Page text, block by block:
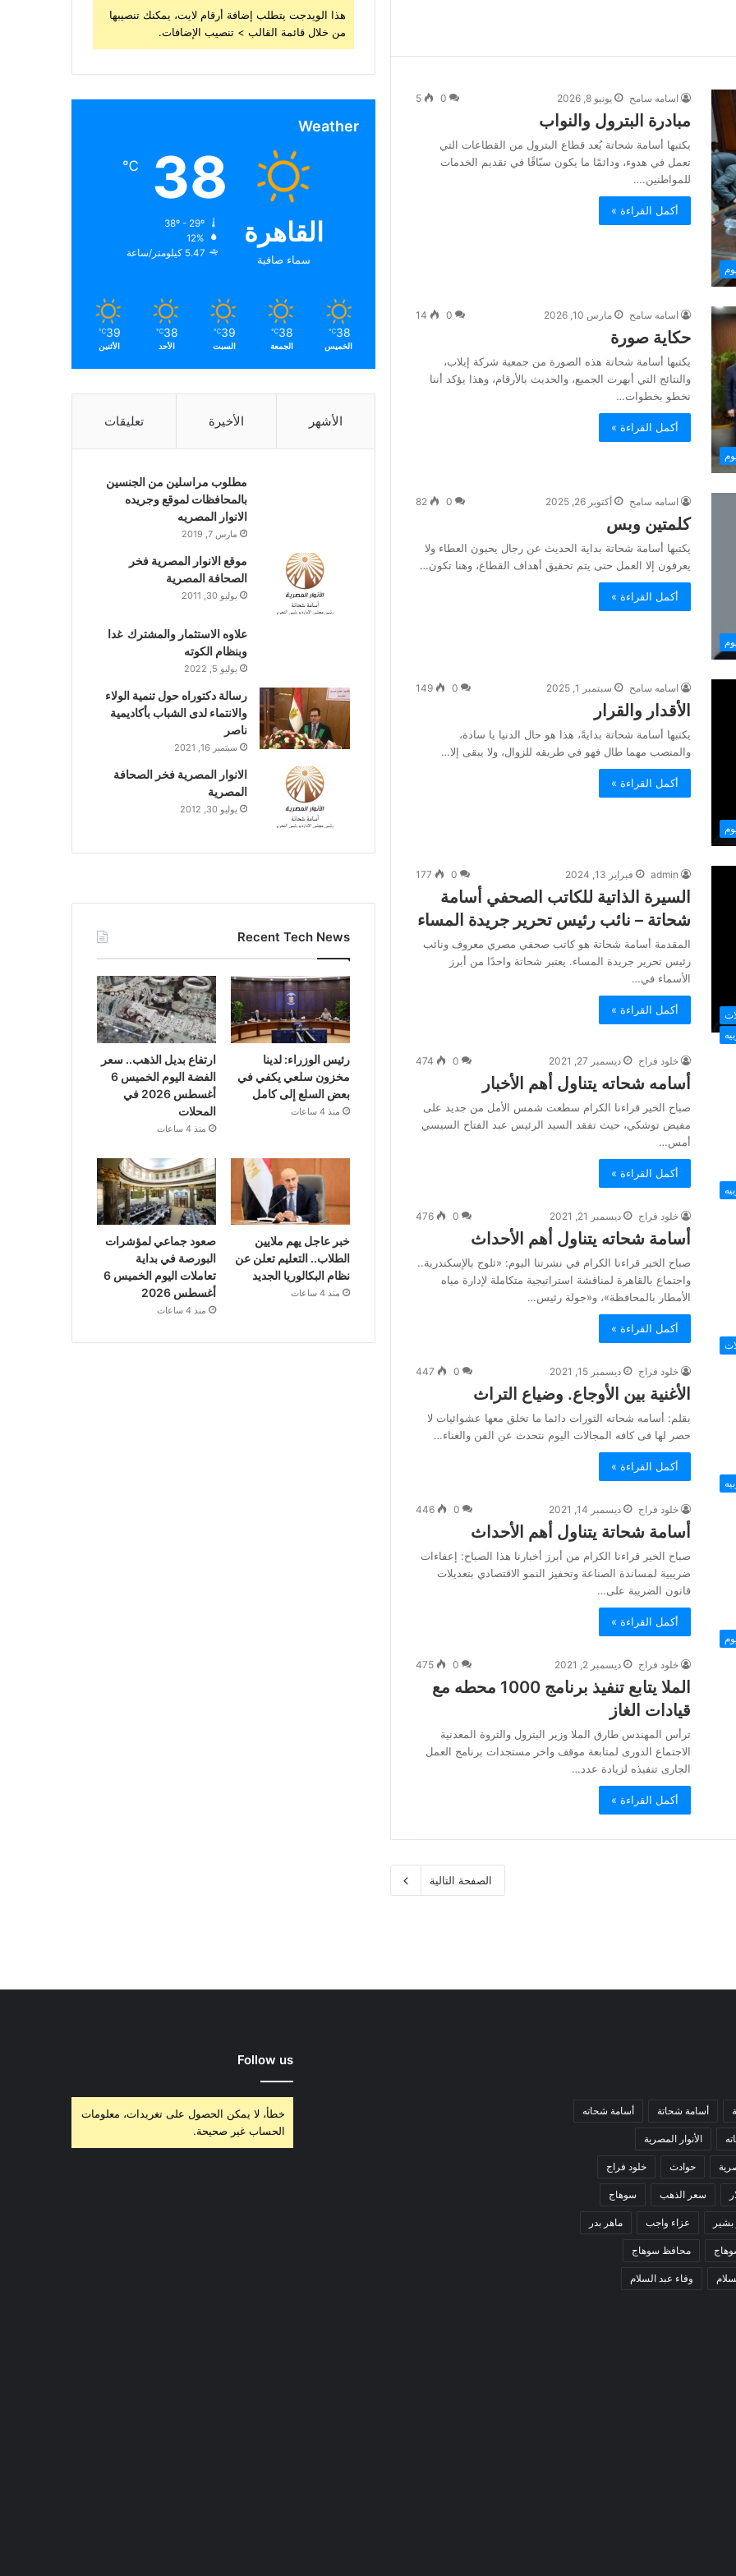
اسامه سامح يونيو 8, 2026 0
5
مبادرة البترول والنواب
يكتبها أسامة شحاتة يُعد قطاع البترول من القطاعات التي
تعمل في هدوء، ودائمًا ما يكون سبّاقًا في تقديم الخدمات
للمواطنين.…
أكمل القراءة »
اسامه سامح مارس 10, 2026 0
14
حكاية صورة
يكتبها أسامة شحاتة هذه الصورة من جمعية شركة إيلاب،
والنتائج التي أبهرت الجميع، والحديث بالأرقام، وهذا يؤكد أننا
نخطو بخطوات…
أكمل القراءة »
اسامه سامح أكتوبر 26, 2025 0
82
كلمتين وبس
يكتبها أسامة شحاتة بداية الحديث عن رجال يحبون العطاء ولا
يعرفون إلا العمل حتى يتم تحقيق أهداف القطاع، وهنا تكون…
أكمل القراءة »
اسامه سامح سبتمبر 1, 2025 0
149
الأقدار والقرار
يكتبها أسامة شحاتة بدايةً، هذا هو حال الدنيا يا سادة،
والمنصب مهما طال فهو في طريقه للزوال، ولا يبقى إلا…
أكمل القراءة »
admin فبراير 13, 2024 0
177
السيرة الذاتية للكاتب الصحفي أسامة
شحاتة – نائب رئيس تحرير جريدة المساء
المقدمة أسامة شحاتة هو كاتب صحفي مصري معروف ونائب
رئيس تحرير جريدة المساء. يعتبر شحاتة واحدًا من أبرز
الأسماء في…
أكمل القراءة »
خلود فراج ديسمبر 27, 2021 0
474
أسامه شحاته يتناول أهم الأخبار
صباح الخير قراءنا الكرام سطعت شمس الأمل من جديد على
مفيض توشكي، حيث تفقد السيد الرئيس عبد الفتاح السيسي
أمس…
أكمل القراءة »
خلود فراج ديسمبر 21, 2021 0
476
أسامة شحاته يتناول أهم الأحداث
صباح الخير قراءنا الكرام في نشرتنا اليوم: «ثلوج بالإسكندرية..
واجتماع بالقاهرة لمناقشة استراتيجية متكاملة لإدارة مياه
الأمطار بالمحافظة»، و«جولة رئيس…
أكمل القراءة »
خلود فراج ديسمبر 15, 2021 0
447
الأغنية بين الأوجاع. وضياع التراث
بقلم: أسامه شحاته الثورات دائما ما تخلق معها عشوائيات لا
حصر لها فى كافه المجالات اليوم نتحدث عن الفن والغناء…
أكمل القراءة »
خلود فراج ديسمبر 14, 2021 0
446
أسامة شحاتة يتناول أهم الأحداث
صباح الخير قراءنا الكرام من أبرز أخبارنا هذا الصباح: إعفاءات
ضريبية لمساندة الصناعة وتحفيز النمو الاقتصادي بتعديلات
قانون الضريبة على…
أكمل القراءة »
خلود فراج ديسمبر 2, 2021 0
475
الملا يتابع تنفيذ برنامج 1000 محطه مع
قيادات الغاز
ترأس المهندس طارق الملا وزير البترول والثروة المعدنية
الاجتماع الدورى لمتابعة موقف واخر مستجدات برنامج العمل
الجارى تنفيذه لزيادة عدد…
أكمل القراءة »
الصفحة التالية
هذا الويدجت يتطلب إضافة أرقام لايت، يمكنك تنصيبها
من خلال قائمة القالب > تنصيب الإضافات.
Weather
القاهرة
سماء صافية
38
℃
12%
5.47 كيلومتر/ساعة
38
℃
الخميس
38
℃
الجمعة
39
℃
السبت
38
℃
الأحد
39
℃
الأثنين
الأشهر الأخيرة تعليقات
مطلوب مراسلين من الجنسين
بالمحافظات لموقع وجريده
الانوار المصريه
مارس 7, 2019
موقع الانوار المصرية فخر
الصحافة المصرية
يوليو 30, 2011
علاوه الاستثمار والمشترك غدا
وبنظام الكوته
يوليو 5, 2022
رسالة دكتوراه حول تنمية الولاء
والانتماء لدى الشباب بأكاديمية
ناصر
سبتمبر 16, 2021
الانوار المصرية فخر الصحافة
المصرية
يوليو 30, 2012
Recent Tech News
رئيس الوزراء: لدينا
مخزون سلعي يكفي في
بعض السلع إلى كامل
منذ 4 ساعات
ارتفاع بديل الذهب.. سعر
الفضة اليوم الخميس 6
أغسطس 2026 في
المحلات
منذ 4 ساعات
خبر عاجل يهم ملايين
الطلاب.. التعليم تعلن عن
نظام البكالوريا الجديد
منذ 4 ساعات
صعود جماعي لمؤشرات
البورصة في بداية
تعاملات اليوم الخميس 6
أغسطس 2026
منذ 4 ساعات
أسامة شحاتة أسامة شحاته
الأنوار المصرية
حوادث خلود فراج
سعر الذهب سوهاج
بشير عزاء واجب ماهر بدر
محافظ سوهاج
وفاء عبد السلام
Follow us
خطأ، لا يمكن الحصول على تغريدات، معلومات
الحساب غير صحيحة.